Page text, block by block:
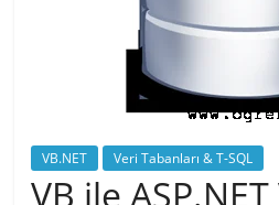
VB.NET Veri Tabanları & T-SQL
VB ile